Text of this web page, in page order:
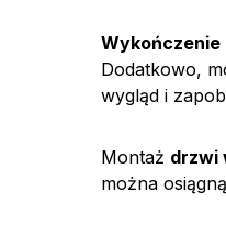
Wykończenie
Dodatkowo,
wygląd i
Montaż drzwi
można